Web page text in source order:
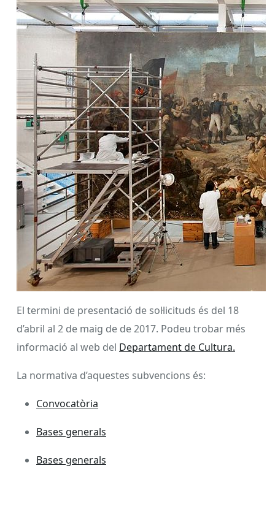
El termini de presentació de sol·licituds és del 18
d’abril al 2 de maig de de 2017. Podeu trobar més
informació al web del Departament de Cultura.
La normativa d’aquestes subvencions és:
Convocatòria
Bases generals
Bases generals